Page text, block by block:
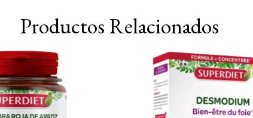
Productos Relacionados